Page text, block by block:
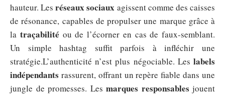
hauteur. Lesréseaux sociaux agissent comme des caisses
de résonance, capables de propulser une marque grâce à
la traçabilité ou de l’écorner en cas de faux-semblant.
Un simple hashtag suffit parfois à infléchir une
stratégie.L’authenticité n’est plus négociable. Les labels
indépendants rassurent, offrant un repère fiable dans une
jungle de promesses. Les marques responsables jouent